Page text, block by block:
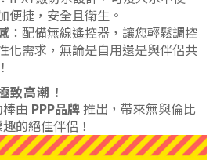
便捷，安全且衛生。
：配備無線遙控器，讓您輕鬆調控
化需求，無論是自用還是與伴侶共
致高潮！
由 PPP品牌推出，帶來無與倫比
的絕佳伴侶！